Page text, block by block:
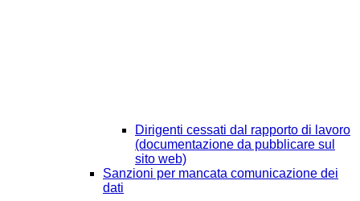
Dirigenti cessati dal rapporto di lavoro
(documentazione da pubblicare sul
sito web)
Sanzioni per mancata comunicazione dei
dati